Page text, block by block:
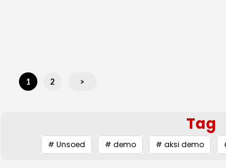
1 2 >
Tag
# Unsoed # demo # aksi demo